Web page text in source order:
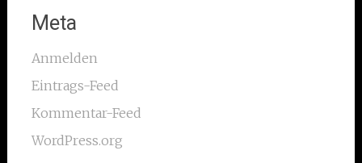
Meta
Anmelden
Eintrags-Feed
Kommentar-Feed
WordPress.org